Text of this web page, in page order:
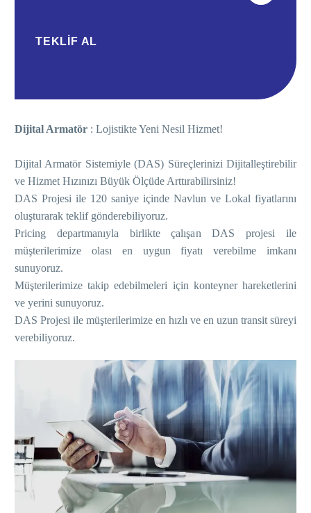
TEKLIF AL
Dijital Armatör : Lojistikte Yeni Nesil Hizmet!
Dijital Armatör Sistemiyle (DAS) Süreçlerinizi Dijitalleştirebilir
ve Hizmet Hızınızı Büyük Ölçüde Arttırabilirsiniz!
DAS Projesi ile 120 saniye içinde Navlun ve Lokal fiyatlarını
oluşturarak teklif gönderebiliyoruz.
Pricing departmanıyla birlikte çalışan DAS projesi ile
müşterilerimize olası en uygun fiyatı verebilme imkanı
sunuyoruz.
Müşterilerimize takip edebilmeleri için konteyner hareketlerini
ve yerini sunuyoruz.
DAS Projesi ile müşterilerimize en hızlı ve en uzun transit süreyi
verebiliyoruz.